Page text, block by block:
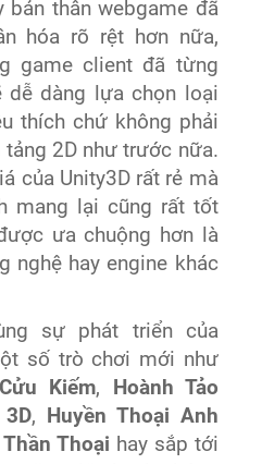
bản thân webgame đã
hóa rõ rệt hơn nữa,
game client đã từng
dễ dàng lựa chọn loại
thích chứ không phải
2D như trước nữa.
của Unity3D rất rẻ mà
mang lại cũng rất tốt
ưa chuộng hơn là
nghệ hay engine khác
sự phát triển của
số trò chơi mới như
Kiếm,
Hoành Tảo
,
Huyền Thoại Anh
Thoại hay sắp tới